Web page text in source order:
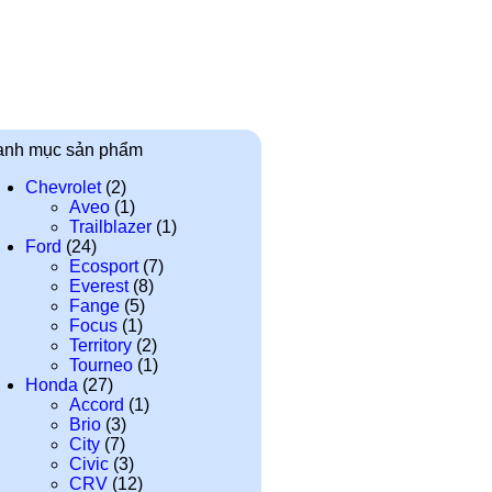
mục sản phẩm
Chevrolet (2)
Aveo (1)
Trailblazer (1)
Ford (24)
Ecosport (7)
Everest (8)
Fange (5)
Focus (1)
Territory (2)
Tourneo (1)
Honda (27)
Accord (1)
Brio (3)
City (7)
Civic (3)
CRV (12)